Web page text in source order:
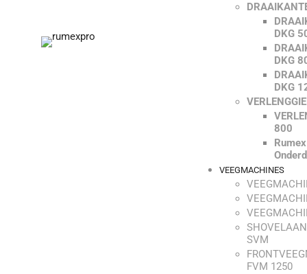
DKG
DKG
DKG
800
VEEGMACHINES
SVM
FVM 1250